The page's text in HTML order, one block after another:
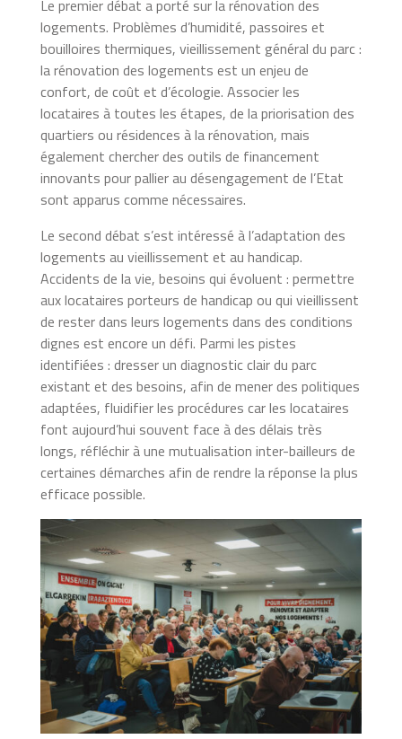
Le premier débat a porté sur la rénovation des
logements. Problèmes d’humidité, passoires et
bouilloires thermiques, vieillissement général du parc :
la rénovation des logements est un enjeu de
confort, de coût et d’écologie. Associer les
locataires à toutes les étapes, de la priorisation des
quartiers ou résidences à la rénovation, mais
également chercher des outils de financement
innovants pour pallier au désengagement de l’Etat
sont apparus comme nécessaires.
Le second débat s’est intéressé à l’adaptation des
logements au vieillissement et au handicap.
Accidents de la vie, besoins qui évoluent : permettre
aux locataires porteurs de handicap ou qui vieillissent
de rester dans leurs logements dans des conditions
dignes est encore un défi. Parmi les pistes
identifiées : dresser un diagnostic clair du parc
existant et des besoins, afin de mener des politiques
adaptées, fluidifier les procédures car les locataires
font aujourd’hui souvent face à des délais très
longs, réfléchir à une mutualisation inter-bailleurs de
certaines démarches afin de rendre la réponse la plus
efficace possible.